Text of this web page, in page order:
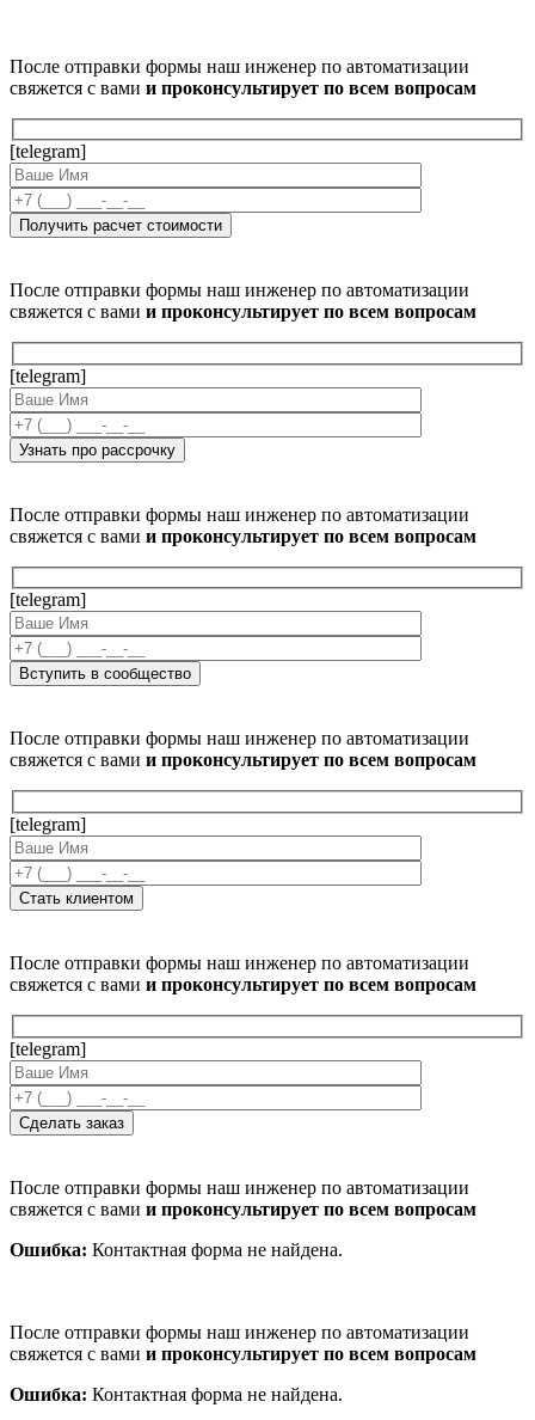
После отправки формы наш инженер по автоматизации
свяжется с вами и проконсультирует по всем вопросам
[telegram]
После отправки формы наш инженер по автоматизации
свяжется с вами и проконсультирует по всем вопросам
[telegram]
После отправки формы наш инженер по автоматизации
свяжется с вами и проконсультирует по всем вопросам
[telegram]
После отправки формы наш инженер по автоматизации
свяжется с вами и проконсультирует по всем вопросам
[telegram]
После отправки формы наш инженер по автоматизации
свяжется с вами и проконсультирует по всем вопросам
[telegram]
После отправки формы наш инженер по автоматизации
свяжется с вами и проконсультирует по всем вопросам
Ошибка: Контактная форма не найдена.
После отправки формы наш инженер по автоматизации
свяжется с вами и проконсультирует по всем вопросам
Ошибка: Контактная форма не найдена.